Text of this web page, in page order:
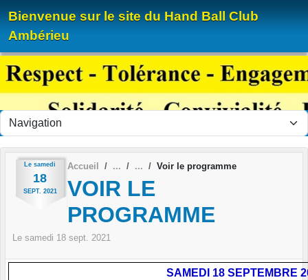
Bienvenue sur le site du Hand Ball Club
Ambérieu
Le samedi
18
SEPT. 2021
Accueil Voir le programme
VOIR LE
PROGRAMME
Le samedi 18 sept. 2021
SAMEDI 18 SEPTEMBRE